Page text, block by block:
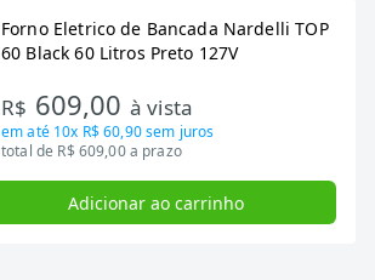
Forno Eletrico de Bancada Nardelli TOP
60 Black 60 Litros Preto 127V
R$ 609,00 à vista
em até 10x R$ 60,90sem juros
total de R$ 609,00 a prazo
Adicionar ao carrinho